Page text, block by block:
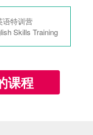
语特训营
Skills Training
课程